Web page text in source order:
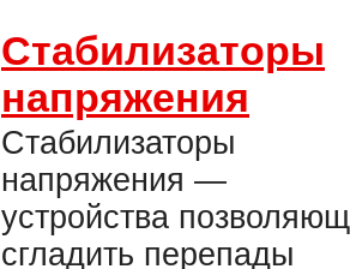
Стабилизаторы
напряжения
Стабилизаторы
напряжения —
устройства
сгладить перепады